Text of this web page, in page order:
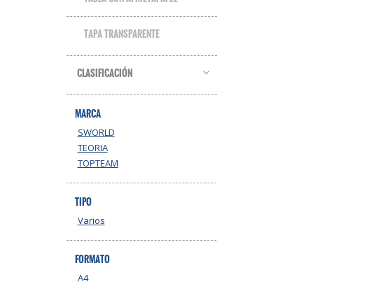
TAPA TRANSPARENTE
CLASIFICACIÓN
MARCA
SWORLD
TEORIA
TOPTEAM
TIPO
Varios
FORMATO
A4